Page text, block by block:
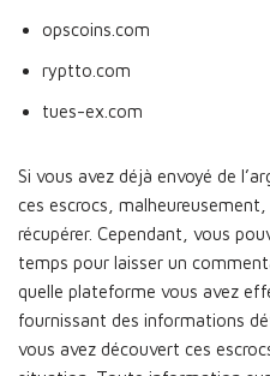
opscoins.com
ryptto.com
tues-ex.com
Si vous avez déjà envoyé de
ces escrocs,
récupérer. Cependant, vous
temps pour laisser un
quelle plateforme vous avez
fournissant des informations
vous avez découvert ces